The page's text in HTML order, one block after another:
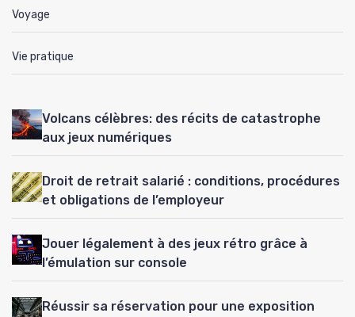
Voyage
Vie pratique
Volcans célèbres: des récits de catastrophe
aux jeux numériques
Droit de retrait salarié : conditions, procédures
et obligations de l’employeur
Jouer légalement à des jeux rétro grâce à
l’émulation sur console
Réussir sa réservation pour une exposition